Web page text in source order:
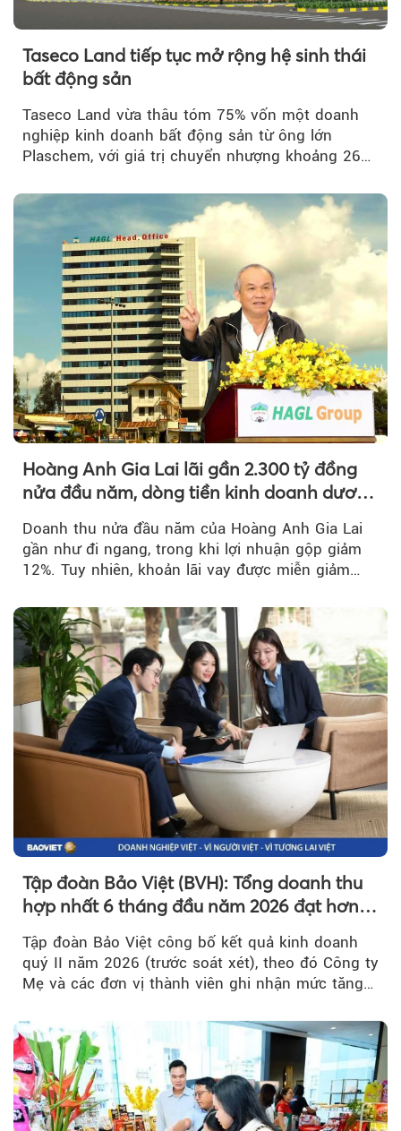
Taseco Land tiếp tục mở rộng hệ sinh thái
bất động sản
Taseco Land vừa thâu tóm 75% vốn một doanh
nghiệp kinh doanh bất động sản từ ông lớn
Plaschem, với giá trị chuyển nhượng khoảng 262
Hoàng Anh Gia Lai lãi gần 2.300 tỷ đồng
nửa đầu năm, dòng tiền kinh doanh dương
Doanh thu nửa đầu năm của Hoàng Anh Gia Lai
gần như đi ngang, trong khi lợi nhuận gộp giảm
12%. Tuy nhiên, khoản lãi vay được miễn giảm
Tập đoàn Bảo Việt (BVH): Tổng doanh thu
hợp nhất 6 tháng đầu năm 2026 đạt hơn
Tập đoàn Bảo Việt công bố kết quả kinh doanh
quý II năm 2026 (trước soát xét), theo đó Công ty
Mẹ và các đơn vị thành viên ghi nhận mức tăng